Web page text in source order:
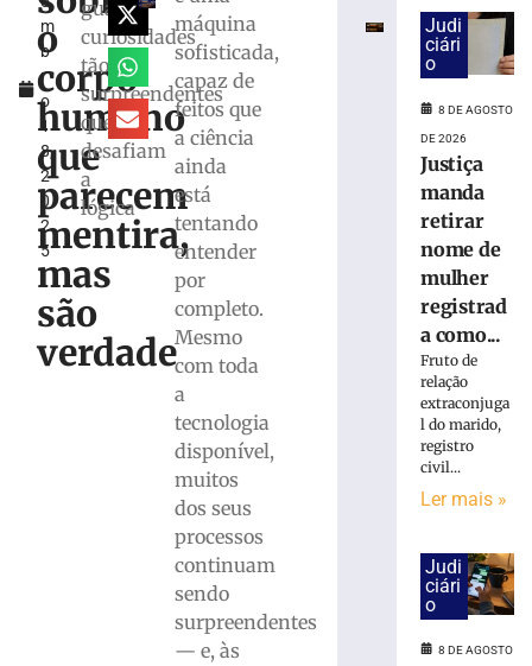
m
b
r
o
1
8,
2
0
2
5
o
corpo
humano
que
parecem
mentira,
mas
são
verdade
guarda
curiosidades
tão
surpreendentes
que
desafiam
a
lógica
máquina
sofisticada,
capaz de
feitos que
a ciência
ainda
está
tentando
entender
por
completo.
Mesmo
com toda
a
tecnologia
disponível,
muitos
dos seus
processos
continuam
sendo
surpreendentes
— e, às
monitorar
desinformação
eleições
TRE-
realiza
urnas
eletrônicas
Judi
ciári
o
8 DE AGOSTO
DE 2026
Justiça
manda
retirar
nome de
mulher
registrad
a como...
Fruto de
relação
extraconjuga
l do marido,
registro
civil...
Ler mais »
Judi
ciári
o
8 DE AGOSTO